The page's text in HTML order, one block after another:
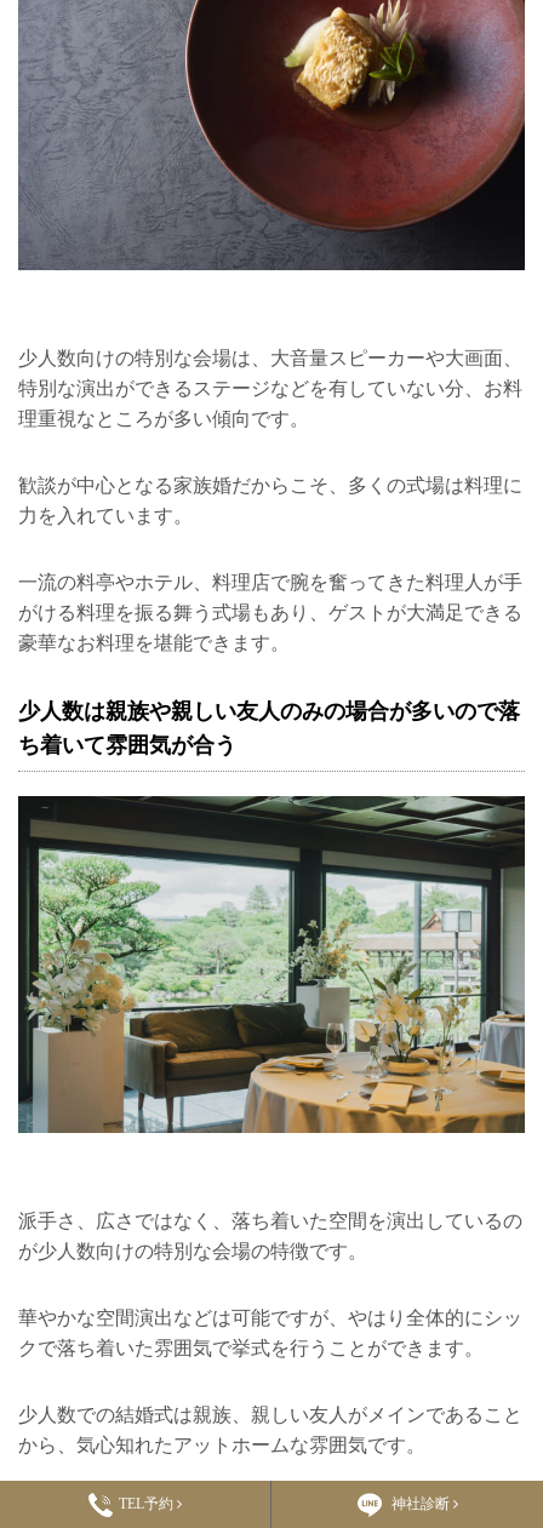
少人数向けの特別な会場は、大音量スピーカーや大画面、
特別な演出ができるステージなどを有していない分、お料
理重視なところが多い傾向です。
歓談が中心となる家族婚だからこそ、多くの式場は料理に
力を入れています。
一流の料亭やホテル、料理店で腕を奮ってきた料理人が手
がける料理を振る舞う式場もあり、ゲストが大満足できる
豪華なお料理を堪能できます。
少人数は親族や親しい友人のみの場合が多いので落
ち着いて雰囲気が合う
派手さ、広さではなく、落ち着いた空間を演出しているの
が少人数向けの特別な会場の特徴です。
華やかな空間演出などは可能ですが、やはり全体的にシッ
クで落ち着いた雰囲気で挙式を行うことができます。
少人数での結婚式は親族、親しい友人がメインであること
から、気心知れたアットホームな雰囲気です。
歓談が多く、ゲスト同士の距離が近いからこそ、この落ち
TEL予約 神社診断